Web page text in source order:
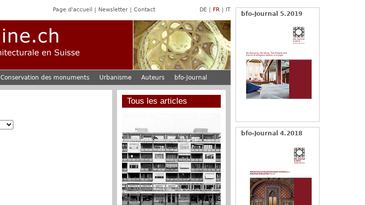
bfo-Journal 5.2019
bfo-Journal 4.2018
Page d'accueil Newsletter Contact DE FR IT
Conservation des monuments Urbanisme Auteurs bfo-Journal
Tous les articles